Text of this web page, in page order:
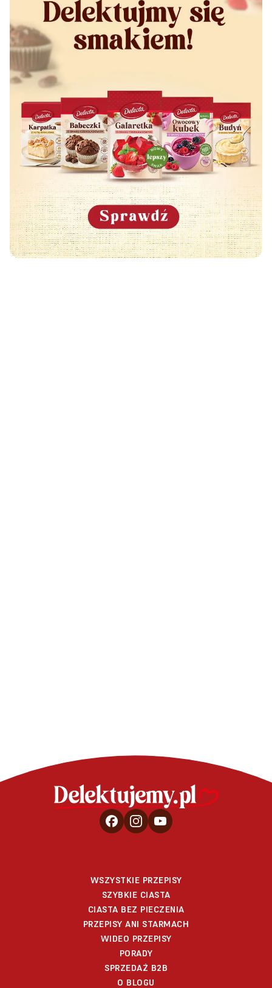
WSZYSTKIE PRZEPISY
SZYBKIE CIASTA
CIASTA BEZ PIECZENIA
PRZEPISY ANI STARMACH
WIDEO PRZEPISY
PORADY
SPRZEDAŻ B2B
O BLOGU